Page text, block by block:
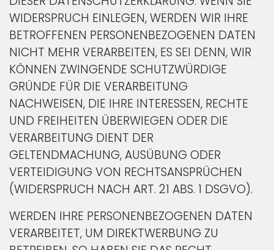
WIDERSPRUCH EINLEGEN, WERDEN WIR IHRE
BETROFFENEN PERSONENBEZOGENEN DATEN
NICHT MEHR VERARBEITEN, ES SEI DENN, WIR
KÖNNEN ZWINGENDE SCHUTZWÜRDIGE
GRÜNDE FÜR DIE VERARBEITUNG
NACHWEISEN, DIE IHRE INTERESSEN, RECHTE
UND FREIHEITEN ÜBERWIEGEN ODER DIE
VERARBEITUNG DIENT DER
GELTENDMACHUNG, AUSÜBUNG ODER
VERTEIDIGUNG VON RECHTSANSPRÜCHEN
(WIDERSPRUCH NACH ART. 21 ABS. 1 DSGVO).
WERDEN IHRE PERSONENBEZOGENEN DATEN
VERARBEITET, UM DIREKTWERBUNG ZU